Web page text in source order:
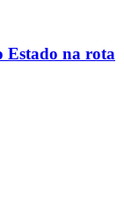
Estado na rota